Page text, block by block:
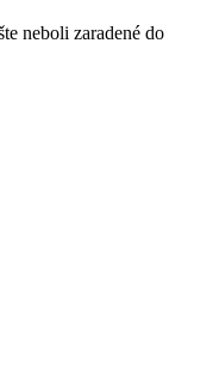
neboli zaradené do